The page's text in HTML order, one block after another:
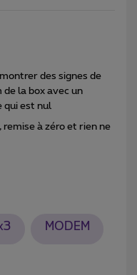
des signes de
de la box avec un
qui est nul
remise à zéro et rien ne
MODEM